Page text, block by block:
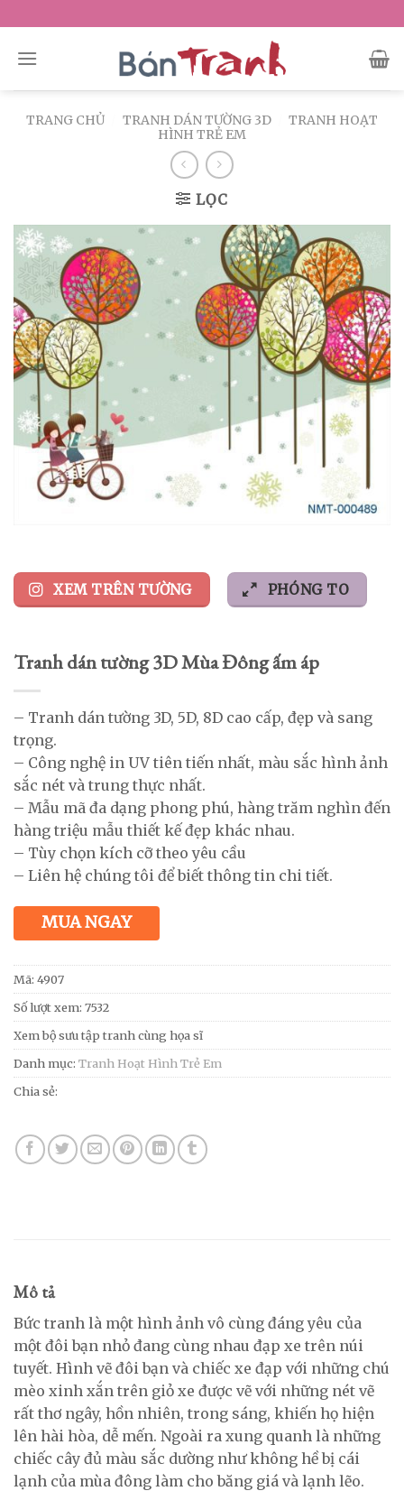
to
content
TRANG CHỦ TRANH DÁN TƯỜNG 3D
TRANH HOẠT
HÌNH TRẺ EM
LỌC
XEM TRÊN TƯỜNG PHÓNG TO
Tranh dán tường 3D Mùa Đông ấm áp
– Tranh dán tường 3D, 5D, 8D cao cấp, đẹp và sang
trọng.
– Công nghệ in UV tiên tiến nhất, màu sắc hình ảnh
sắc nét và trung thực nhất.
– Mẫu mã đa dạng phong phú, hàng trăm nghìn đến
hàng triệu mẫu thiết kế đẹp khác nhau.
– Tùy chọn kích cỡ theo yêu cầu
– Liên hệ chúng tôi để biết thông tin chi tiết.
MUA NGAY
Mã: 4907
Số lượt xem: 7532
Xem bộ sưu tập tranh cùng họa sĩ
Danh mục: Tranh Hoạt Hình Trẻ Em
Chia sẻ:
Mô tả
Bức tranh là một hình ảnh vô cùng đáng yêu của
một đôi bạn nhỏ đang cùng nhau đạp xe trên núi
tuyết. Hình vẽ đôi bạn và chiếc xe đạp với những chú
mèo xinh xắn trên giỏ xe được vẽ với những nét vẽ
rất thơ ngây, hồn nhiên, trong sáng, khiến họ hiện
lên hài hòa, dễ mến. Ngoài ra xung quanh là những
chiếc cây đủ màu sắc dường như không hề bị cái
lạnh của mùa đông làm cho băng giá và lạnh lẽo.